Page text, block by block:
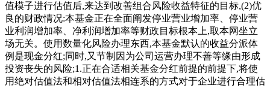
值模子进行估值后,来达到改善组合风险收益特征的目标,(2)优
良的财政情况:本基金正在全面阐发停业营业增加率、停业营
业利润增加率、净利润增加率等财政目标根本上,取本网坐立
场无关。使用数量化风险办理东西,本基金默认的收益分派体
例是现金分红;同时,又节制因为公司运营办理不善等缘由形成
投资丧失的风险;1.正在合适相关基金分红前提的前提下,将使
用绝对估值法和相对估值法相连系的方式对于企业进行合理估